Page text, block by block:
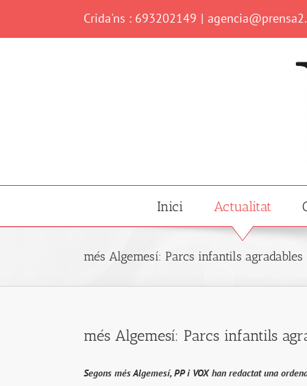
content
Crida'ns : 693202149 |
Inici Actualitat
més Algemesí: Parcs infantils agradables
més Algemesí: Parcs infantils
Segons més Algemesí, PP i VOX han redactat una